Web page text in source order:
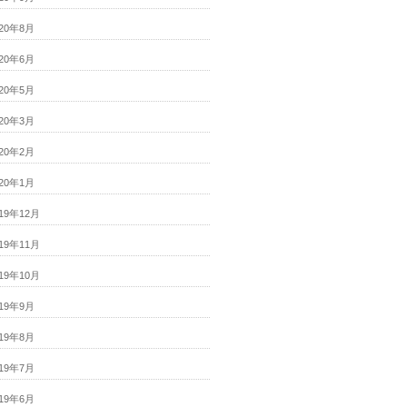
年8月
年6月
年5月
年3月
年2月
年1月
年12月
年11月
年10月
年9月
年8月
年7月
年6月